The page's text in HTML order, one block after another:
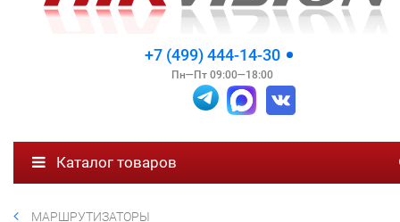
+7 (499) 444-14-30
Пн—Пт 09:00—18:00
Каталог товаров
МАРШРУТИЗАТОРЫ